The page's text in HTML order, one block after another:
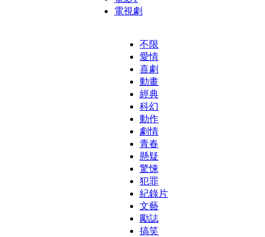
電視劇
不限
愛情
喜劇
動畫
經典
科幻
動作
劇情
青春
懸疑
驚悚
犯罪
紀錄片
文藝
勵誌
搞笑